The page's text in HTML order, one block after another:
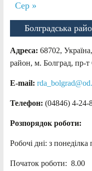
Сер »
Болградська
Адреса: 68702,
район, м. Болград, пр-
E-mail:
Телефон: (04846) 4-24-
Розпорядок роботи:
Робочі дні: з
Початок роботи: 8.00